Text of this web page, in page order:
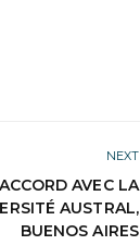
NEXT
AVEC LA
AUSTRAL,
BUENOS AIRES